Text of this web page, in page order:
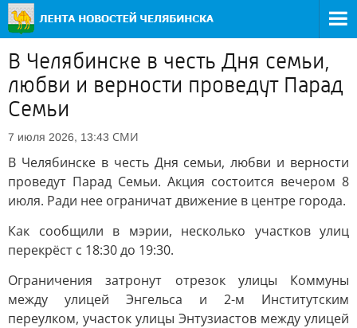
В Челябинске в честь Дня семьи,
любви и верности проведут Парад
Семьи
7 июля 2026, 13:43 СМИ
В Челябинске в честь Дня семьи, любви и верности
проведут Парад Семьи. Акция состоится вечером 8
июля. Ради нее ограничат движение в центре города.
Как сообщили в мэрии, несколько участков улиц
перекрёст с 18:30 до 19:30.
Ограничения затронут отрезок улицы Коммуны
между улицей Энгельса и 2-м Институтским
переулком, участок улицы Энтузиастов между улицей